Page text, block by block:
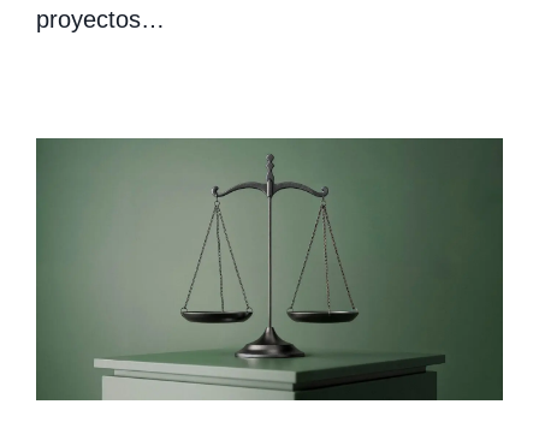
proyectos…